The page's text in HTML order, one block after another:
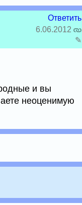
Ответить
6.06.2012
✎
и вы
неоценимую